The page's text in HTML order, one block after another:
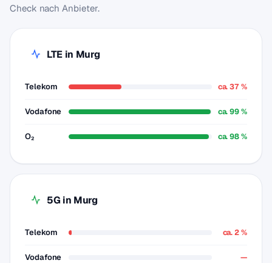
Check nach Anbieter.
LTE in Murg
Telekom ca. 37 %
Vodafone ca. 99 %
O₂ ca. 98 %
5G in Murg
Telekom ca. 2 %
Vodafone —